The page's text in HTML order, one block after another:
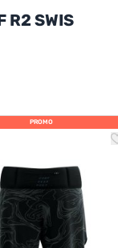
R2 SWIS
PROMO